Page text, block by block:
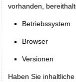
vorhanden,
Betriebssystem
Browser
Versionen
Haben Sie